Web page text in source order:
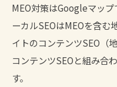
MEO対策はGoogleマッ
ーカルSEOはMEOを含む
イトのコンテンツSEO（
コンテンツSEOと組み合
す。